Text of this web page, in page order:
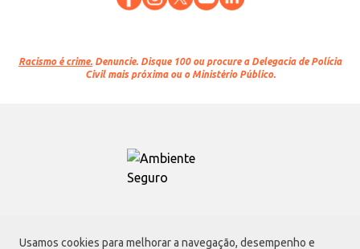
Usamos cookies para melhorar a navegação, desempenho e
Racismo é crime. Denuncie. Disque 100 ou procure a Delegacia de Polícia
Civil mais próxima ou o Ministério Público.
Atacadão S.A.